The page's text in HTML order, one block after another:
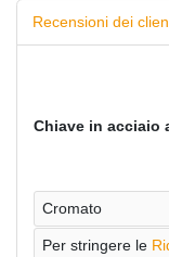
Recensioni dei
Chiave in acciaio
Cromato
Per stringere le